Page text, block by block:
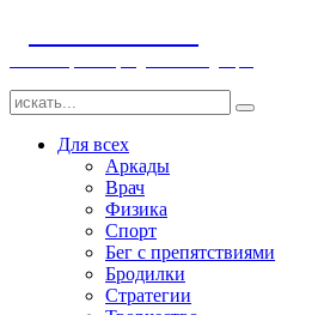
Для всех
Аркады
Врач
Физика
Спорт
Бег с препятствиями
Бродилки
Стратегии